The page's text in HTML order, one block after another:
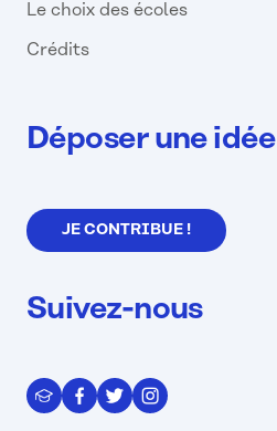
Le choix des écoles
Crédits
Déposer une idée
JE CONTRIBUE !
Suivez-nous